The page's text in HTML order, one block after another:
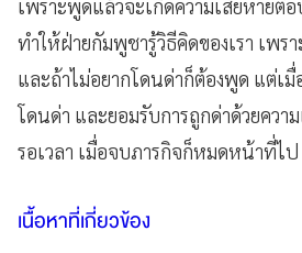
เพราะพูดแล้วจะเกิดความเสียหายต่
ทำให้ฝ่ายกัมพูชารู้วิธีคิดของเรา เพร
และถ้าไม่อยากโดนด่าก็ต้องพูด แต่เ
โดนด่า และยอมรับการถูกด่าด้วยควา
รอเวลา เมื่อจบภารกิจก็หมดหน้าที่ไป
เนื้อหาที่เกี่ยวข้อง